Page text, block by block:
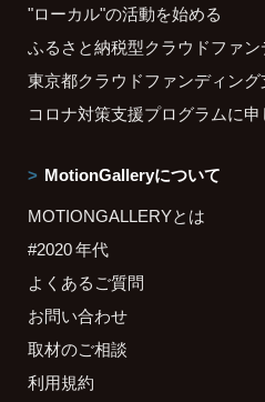
"ローカル"の活動を始める
ふるさと納税型クラウドファ
東京都クラウドファンディン
コロナ対策支援プログラムに
MotionGalleryについて
MOTIONGALLERYとは
#2020 年代
よくあるご質問
お問い合わせ
取材のご相談
利用規約